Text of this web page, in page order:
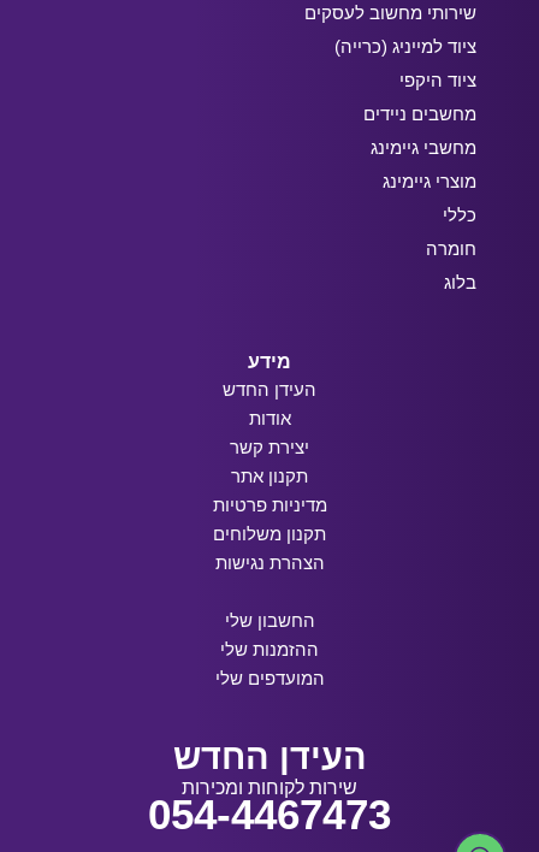
שירותי מחשוב לעסקים
ציוד למייניג (כרייה)
ציוד היקפי
מחשבים ניידים
מחשבי גיימינג
מוצרי גיימינג
כללי
חומרה
בלוג
מידע
העידן החדש
אודות
יצירת קשר
תקנון אתר
מדיניות פרטיות
תקנון משלוחים
הצהרת נגישות
החשבון שלי
ההזמנות שלי
המועדפים שלי
העידן החדש
שירות לקוחות ומכירות
054-4467473